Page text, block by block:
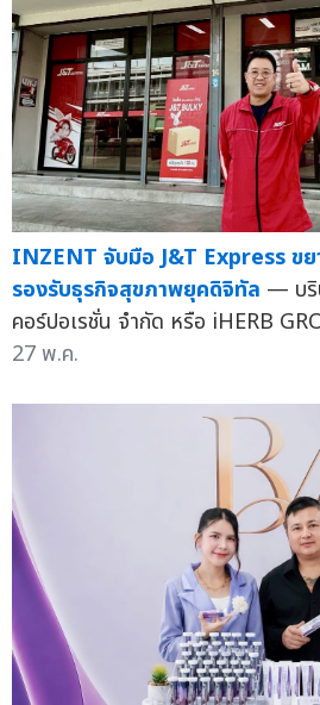
INZENT จับมือ J&T Express ขย
รองรับธุรกิจสุขภาพยุคดิจิทัล — บริ
คอร์ปอเรชั่น จำกัด หรือ iHERB
27 พ.ค.